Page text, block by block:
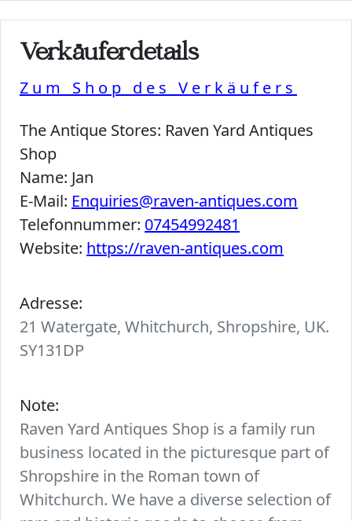
Verkäuferdetails
Zum Shop des Verkäufers
The Antique Stores: Raven Yard Antiques
Shop
Name: Jan
E-Mail: Enquiries@raven-antiques.com
Telefonnummer: 07454992481
Website: https://raven-antiques.com
Adresse:
21 Watergate, Whitchurch, Shropshire, UK.
SY131DP
Note:
Raven Yard Antiques Shop is a family run
business located in the picturesque part of
Shropshire in the Roman town of
Whitchurch. We have a diverse selection of